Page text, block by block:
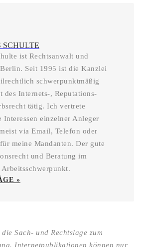
SCHULTE
ist Rechtsanwalt und
Seit 1995 ist die Kanzlei
schwerpunktmäßig
des Internets-, Reputations-
tätig. Ich vertrete
Interessen einzelner Anleger
via Email, Telefon oder
meine Mandanten. Der gute
und Beratung im
»
Sach- und Rechtslage zum
Internetpublikationen können nur